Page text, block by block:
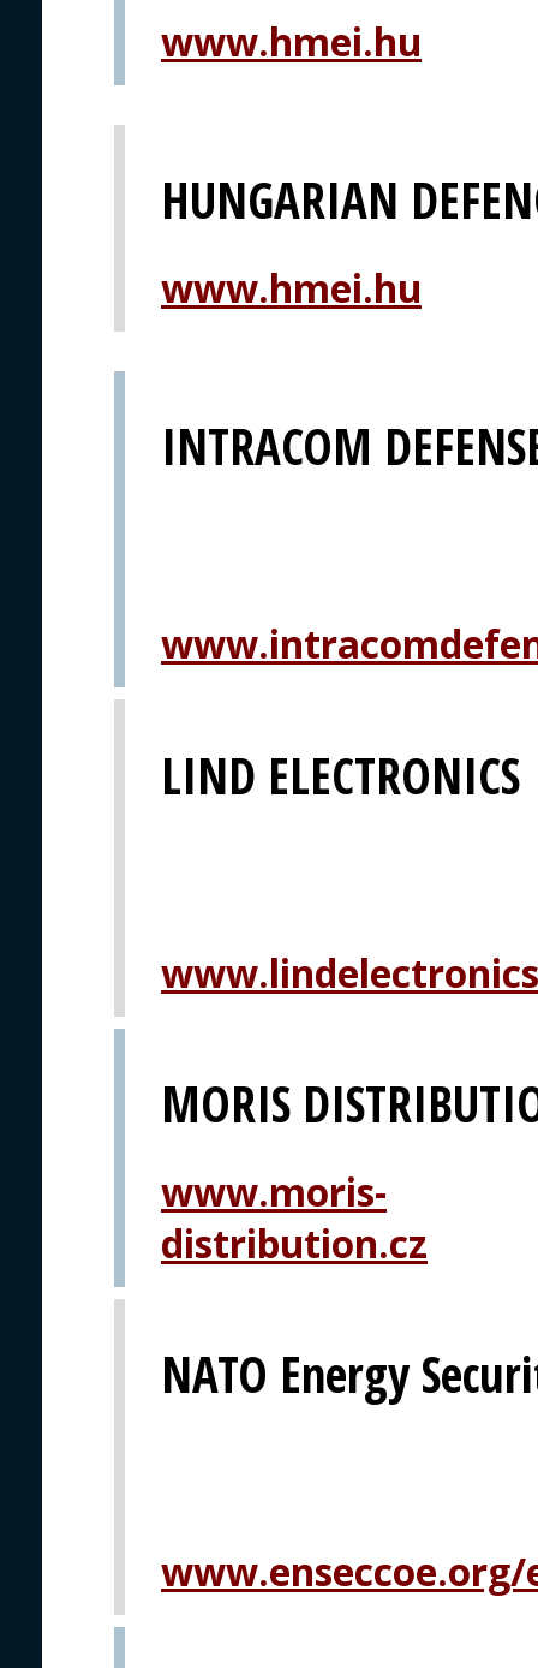
www.hmei.hu
HUNGARIAN
www.hmei.hu
INTRACOM
LIND ELECTRONICS
MORIS
www.moris-
distribution.cz
NATO Energy
www.enseccoe.org/